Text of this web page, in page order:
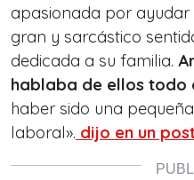
apasionada por
gran y sarcástico
dedicada a su familia.
hablaba de ellos todo
haber sido una
laboral». dijo en un